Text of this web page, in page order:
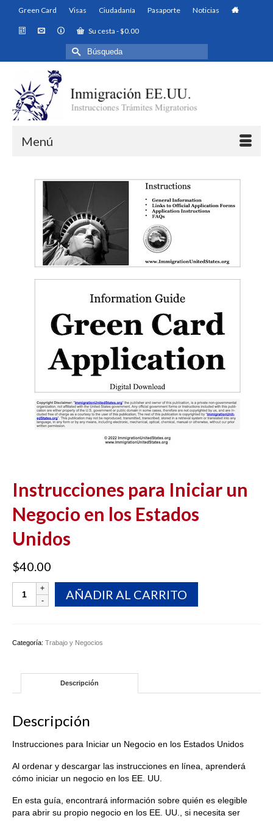
Green Card Visas Ciudadanía Pasaporte Noticias
Su cesta -$0.00
Buscar
por:
Menú
Instrucciones para Iniciar un
Negocio en los Estados
Unidos
$40.00
Instrucciones
para
Estados
AÑADIR AL CARRITO
Categoría: Trabajo y Negocios
Descripción
Descripción
Instrucciones para Iniciar un Negocio en los Estados Unidos
Al ordenar y descargar las instrucciones en línea, aprenderá
cómo iniciar un negocio en los EE. UU.
En esta guía, encontrará información sobre quién es elegible
para abrir su propio negocio en los EE. UU., si necesita ser